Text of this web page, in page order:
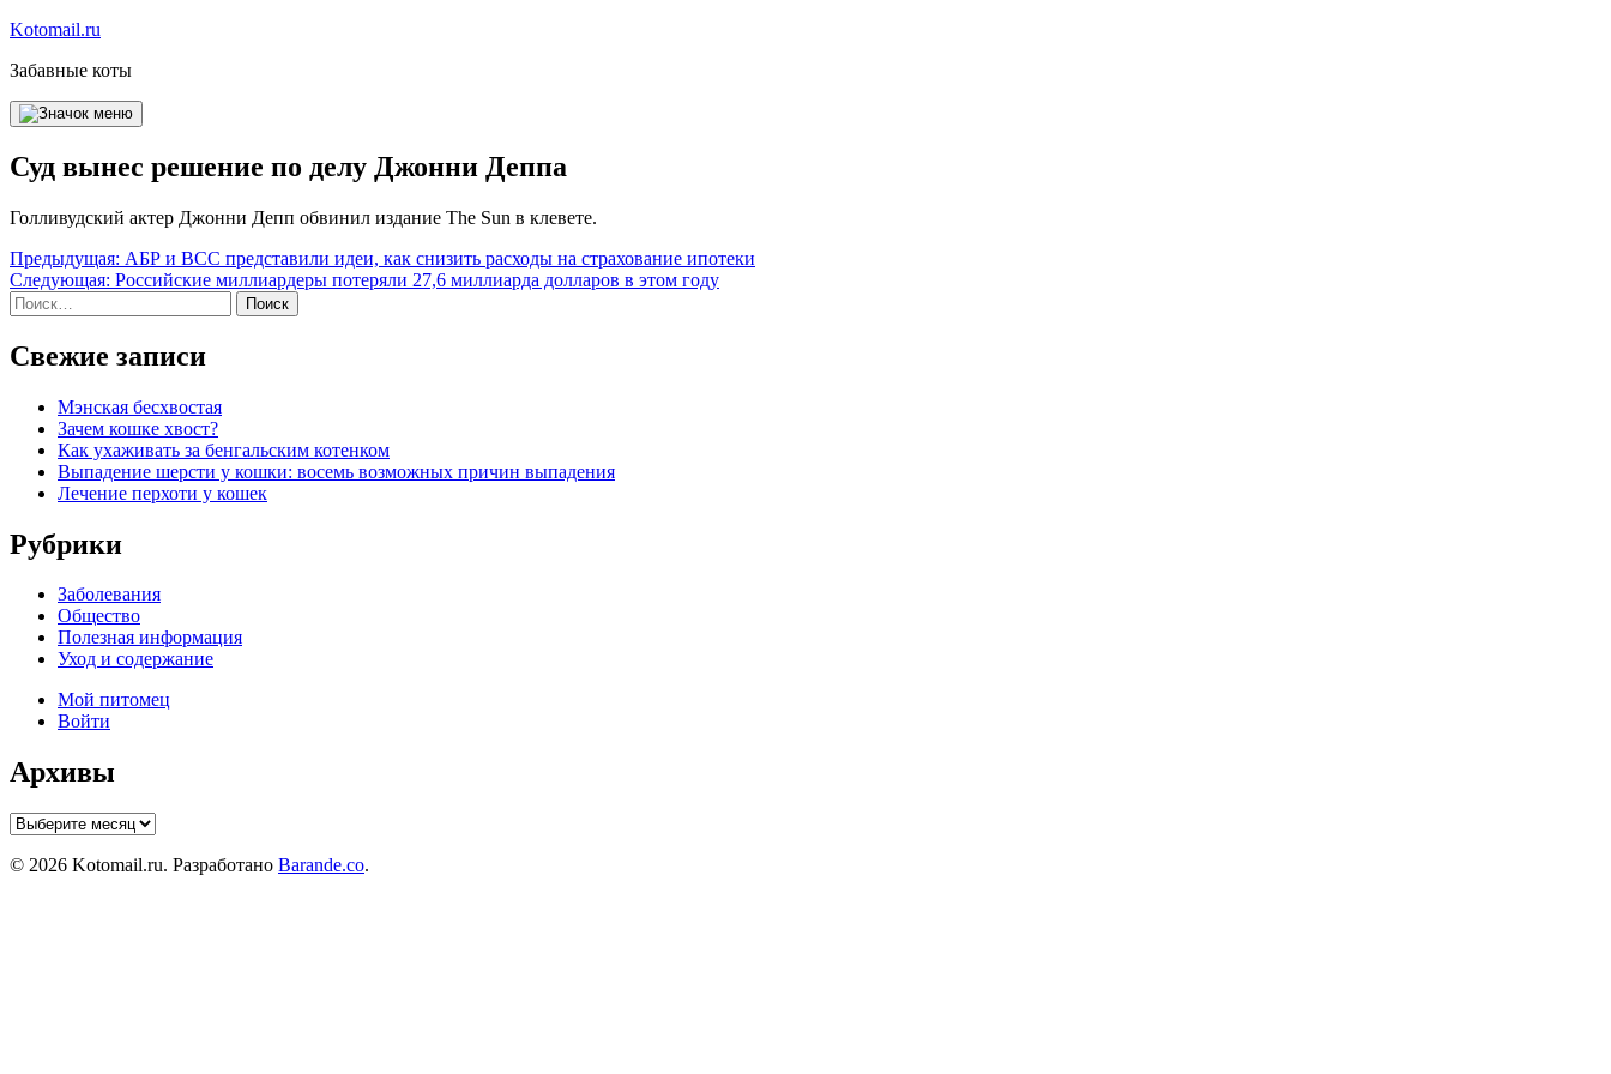
Перейти
содержимому
Kotomail.ru
Забавные коты
Суд вынес решение по делу Джонни Деппа
Голливудский актер Джонни Депп обвинил издание The Sun в клевете.
Навигация
по
записям
Предыдущая: АБР и ВСС представили идеи, как снизить расходы на страхование ипотеки
Следующая: Российские миллиардеры потеряли 27,6 миллиарда долларов в этом году
Найти:
Свежие записи
Мэнская бесхвостая
Зачем кошке хвост?
Как ухаживать за бенгальским котенком
Выпадение шерсти у кошки: восемь возможных причин выпадения
Лечение перхоти у кошек
Рубрики
Заболевания
Общество
Полезная информация
Уход и содержание
Мой питомец
Войти
Архивы
Архивы
© 2026 Kotomail.ru. Разработано Barande.co.